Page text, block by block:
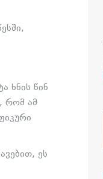
ხნის წინ
რომ ამ
ეს